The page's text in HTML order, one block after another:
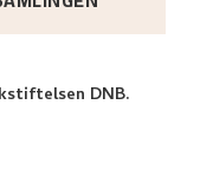
DNB.